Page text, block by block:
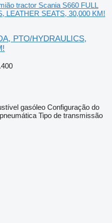
tractor Scania S660 FULL
LEATHER SEATS, 30,000 KM!
PTO/HYDRAULICS,
gasóleo Configuração do
Tipo de transmissão